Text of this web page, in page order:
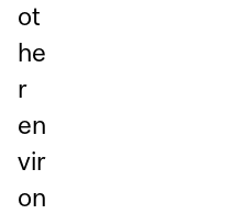
ot
he
r
en
vir
on